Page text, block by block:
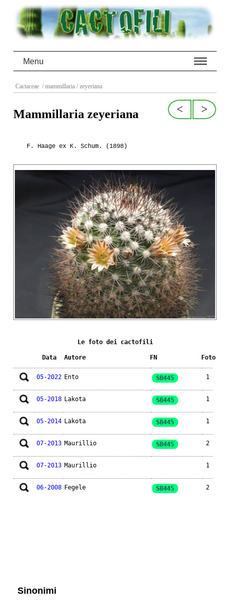
Menu
Cactaceae / mammillaria / zeyeriana
>
<
Mammillaria zeyeriana
F. Haage ex K. Schum. (1898)
Le foto dei cactofili
Data Autore FN Foto
05-2022 Ento SB445 1
05-2018 Lakota SB445 1
05-2014 Lakota SB445 1
07-2013 Maurillio SB445 2
07-2013 Maurillio 1
06-2008 Fegele SB445 2
Sinonimi